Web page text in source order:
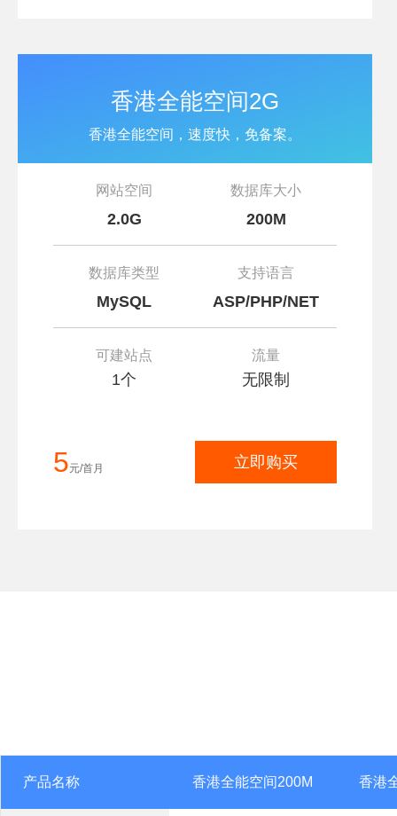
香港全能空间2G
香港全能空间，速度快，免备案。
网站空间
2.0G
数据库大小
200M
数据库类型
MySQL
支持语言
ASP/PHP/NET
可建站点
1个
流量
无限制
5元/首月 立即购买
产品名称 香港全能空间200M 香港